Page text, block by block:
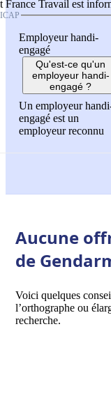
France Travail est
Employeur handi-
engagé
Qu'est-ce qu'un
employeur handi-
engagé ?
Un employeur
engagé est un
employeur reconnu
Aucune
de
Voici quelques
l’orthographe ou
recherche.